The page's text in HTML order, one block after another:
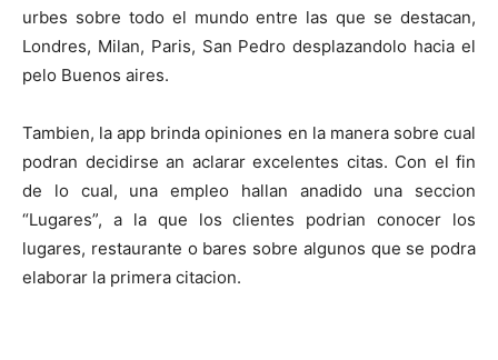
urbes sobre todo el mundo entre las que se destacan,
Londres, Milan, Paris, San Pedro desplazandolo hacia el
pelo Buenos aires.
Tambien, la app brinda opiniones en la manera sobre cual
podran decidirse an aclarar excelentes citas. Con el fin
de lo cual, una empleo hallan anadido una seccion
“Lugares”, a la que los clientes podrian conocer los
lugares, restaurante o bares sobre algunos que se podra
elaborar la primera citacion.